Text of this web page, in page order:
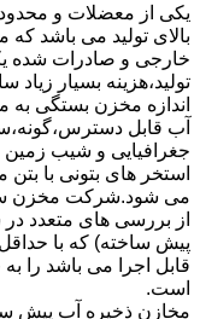
یکی از معضلات و
بالای تولید می باشد که
خارجی و صادرات شده
تولید،هزینه بسیار
اندازه مخزن بستگی
آب قابل
جغرافیایی و شیب زمین
استخر های بتونی با
می شود.شرکت مخزن
از بررسی های متعدد
پیش ساخته) که با
قابل اجرا می باشد را
است.
مخازن ذخیره آب پیش